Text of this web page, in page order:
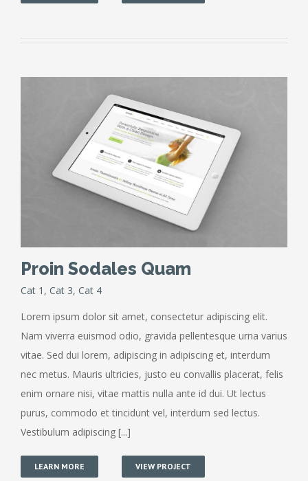
Proin Sodales Quam
Cat 1 , Cat 3, Cat 4
Lorem ipsum dolor sit amet, consectetur adipiscing elit.
Nam viverra euismod odio, gravida pellentesque urna varius
vitae. Sed dui lorem, adipiscing in adipiscing et, interdum
nec metus. Mauris ultricies, justo eu convallis placerat, felis
enim ornare nisi, vitae mattis nulla ante id dui. Ut lectus
purus, commodo et tincidunt vel, interdum sed lectus.
Vestibulum adipiscing [...]
LEARN MORE VIEW PROJECT